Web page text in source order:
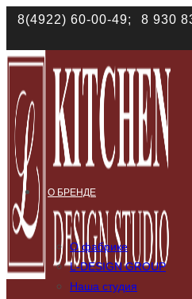
8(4922) 60-00-49; 8 930
О БРЕНДЕ
О фабрике
L-DESIGN GROUP
Наша студия
Наш сайт использует файлы